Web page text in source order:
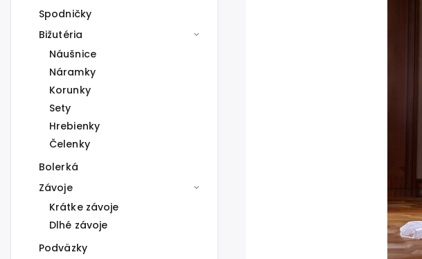
Spodničky
Bižutéria
Náušnice
Náramky
Korunky
Sety
Hrebienky
Čelenky
Bolerká
Závoje
Krátke závoje
Dlhé závoje
Podväzky